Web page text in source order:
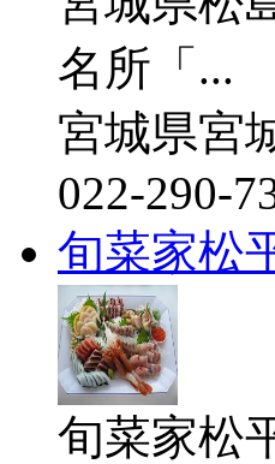
名所「...
宮城県宮
022-290-
旬菜家松
旬菜家松